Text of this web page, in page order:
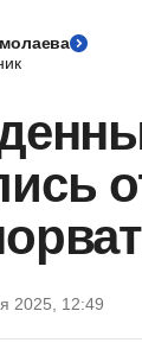
2025, 12:49